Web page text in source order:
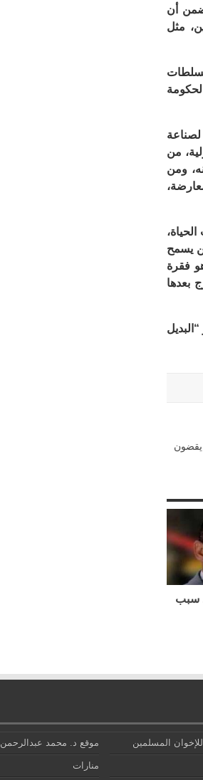
أن
مثل
من
ومن
يسمح
فقرة
بعدها
يقضون
سبب
للإخوان المسلمين موقع د. محمد عبدالرحمن
منارات